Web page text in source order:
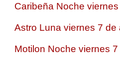
Caribeña Noche
Astro Luna viernes 7 de
Motilon Noche viernes